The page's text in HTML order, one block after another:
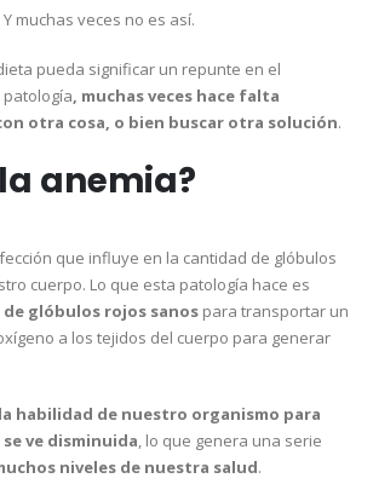
muchas veces no es así.
pueda significar un repunte en el
, muchas veces hace falta
otra cosa, o bien buscar otra solución.
anemia?
que influye en la cantidad de glóbulos
cuerpo. Lo que esta patología hace es
glóbulos rojos sanos para transportar un
a los tejidos del cuerpo para generar
la habilidad de nuestro organismo para
ve disminuida, lo que genera una serie
niveles de nuestra salud.